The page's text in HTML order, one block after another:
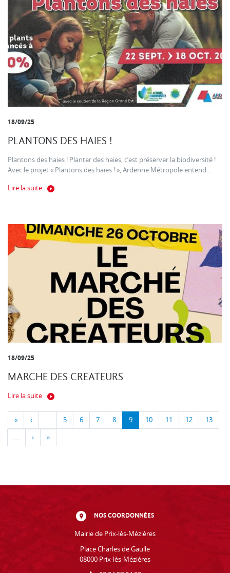
18/09/25
PLANTONS DES HAIES !
Plantons des haies ! Planter des haies, c’est préserver la biodiversité !
Avec le projet « Plantons des haies ! », Ardenne Métropole entend...
Lire la suite
18/09/25
MARCHE DES CREATEURS
Lire la suite
« ‹ … 5 6 7 8 9 10 11 12 13
… › »
NOS COORDONNÉES
Mairie de Prix-lès-Mézières
Place Charles de Gaulle
08000 Prix-lès-Mézières